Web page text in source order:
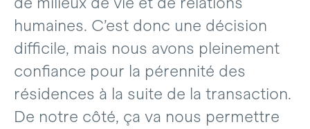
humaines. C’est donc une décision
difficile, mais nous avons pleinement
confiance pour la pérennité des
résidences à la suite de la transaction.
De notre côté, ça va nous permettre